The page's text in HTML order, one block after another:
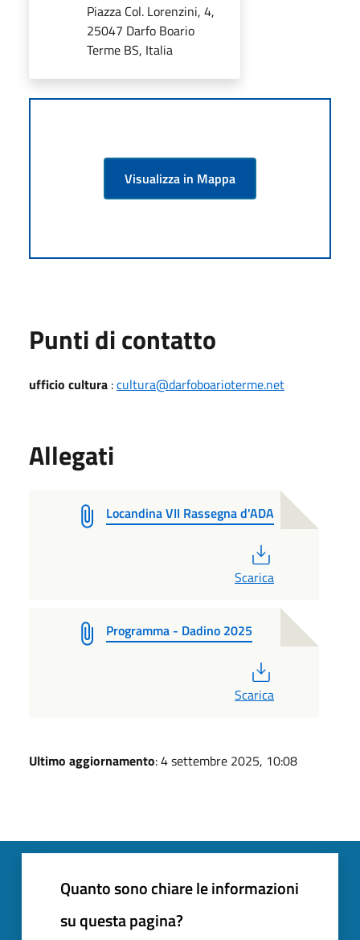
Piazza Col. Lorenzini, 4,
25047 Darfo Boario
Terme BS, Italia
Visualizza in Mappa
Punti di contatto
ufficio cultura :cultura@darfoboarioterme.net
Allegati
Locandina VII Rassegna d'ADA
Scarica
Programma - Dadino 2025
Scarica
Ultimo aggiornamento: 4 settembre 2025, 10:08
Quanto sono chiare le informazioni
su questa pagina?